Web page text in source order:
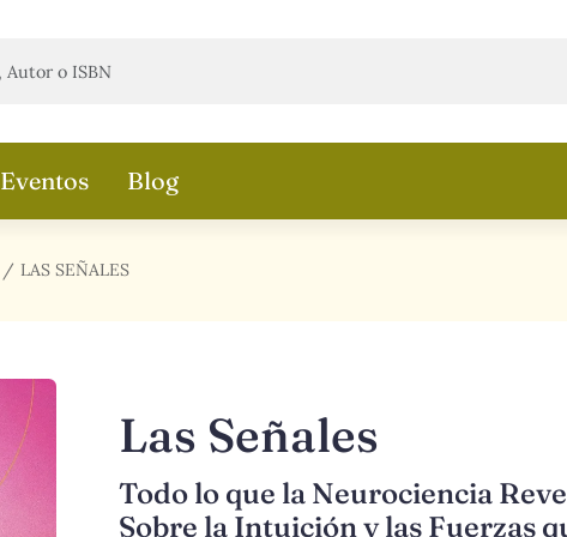
Eventos Blog
LAS SEÑALES
Las Señales
Todo lo que la Neurociencia
Sobre la Intuición y las Fuerzas